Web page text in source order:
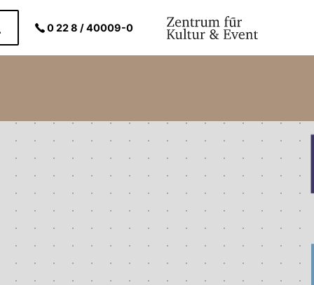
0 22 8 / 40009-0